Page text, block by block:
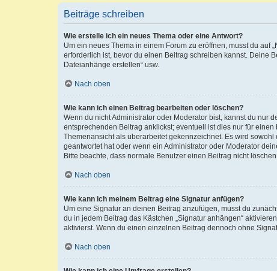
Beiträge schreiben
Wie erstelle ich ein neues Thema oder eine Antwort?
Um ein neues Thema in einem Forum zu eröffnen, musst du auf
erforderlich ist, bevor du einen Beitrag schreiben kannst. Deine
Dateianhänge erstellen“ usw.
Nach oben
Wie kann ich einen Beitrag bearbeiten oder löschen?
Wenn du nicht Administrator oder Moderator bist, kannst du nur
entsprechenden Beitrag anklickst; eventuell ist dies nur für
Themenansicht als überarbeitet gekennzeichnet. Es wird
geantwortet hat oder wenn ein Administrator oder Moderator
Bitte beachte, dass normale Benutzer einen Beitrag nicht
Nach oben
Wie kann ich meinem Beitrag eine Signatur anfügen?
Um eine Signatur an deinen Beitrag anzufügen, musst du
du in jedem Beitrag das Kästchen „Signatur anhängen“
aktivierst. Wenn du einen einzelnen Beitrag dennoch ohne
Nach oben